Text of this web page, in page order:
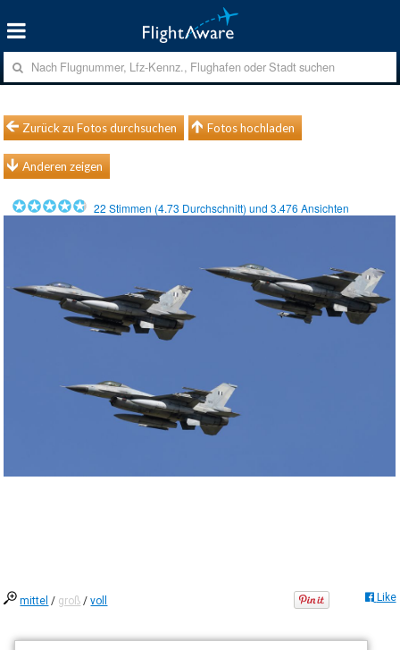
Zurück zu Fotos durchsuchen Fotos hochladen
Anderen zeigen
22 Stimmen (4.73 Durchschnitt) und3.476 Ansichten
mittel / groß /voll Like